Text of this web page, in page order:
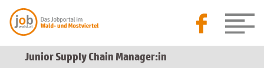
Junior Supply Chain Manager:in